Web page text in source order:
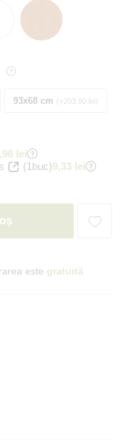
93x68 cm +203,90 lei
lei
(1buc)9,33 lei
este gratuită